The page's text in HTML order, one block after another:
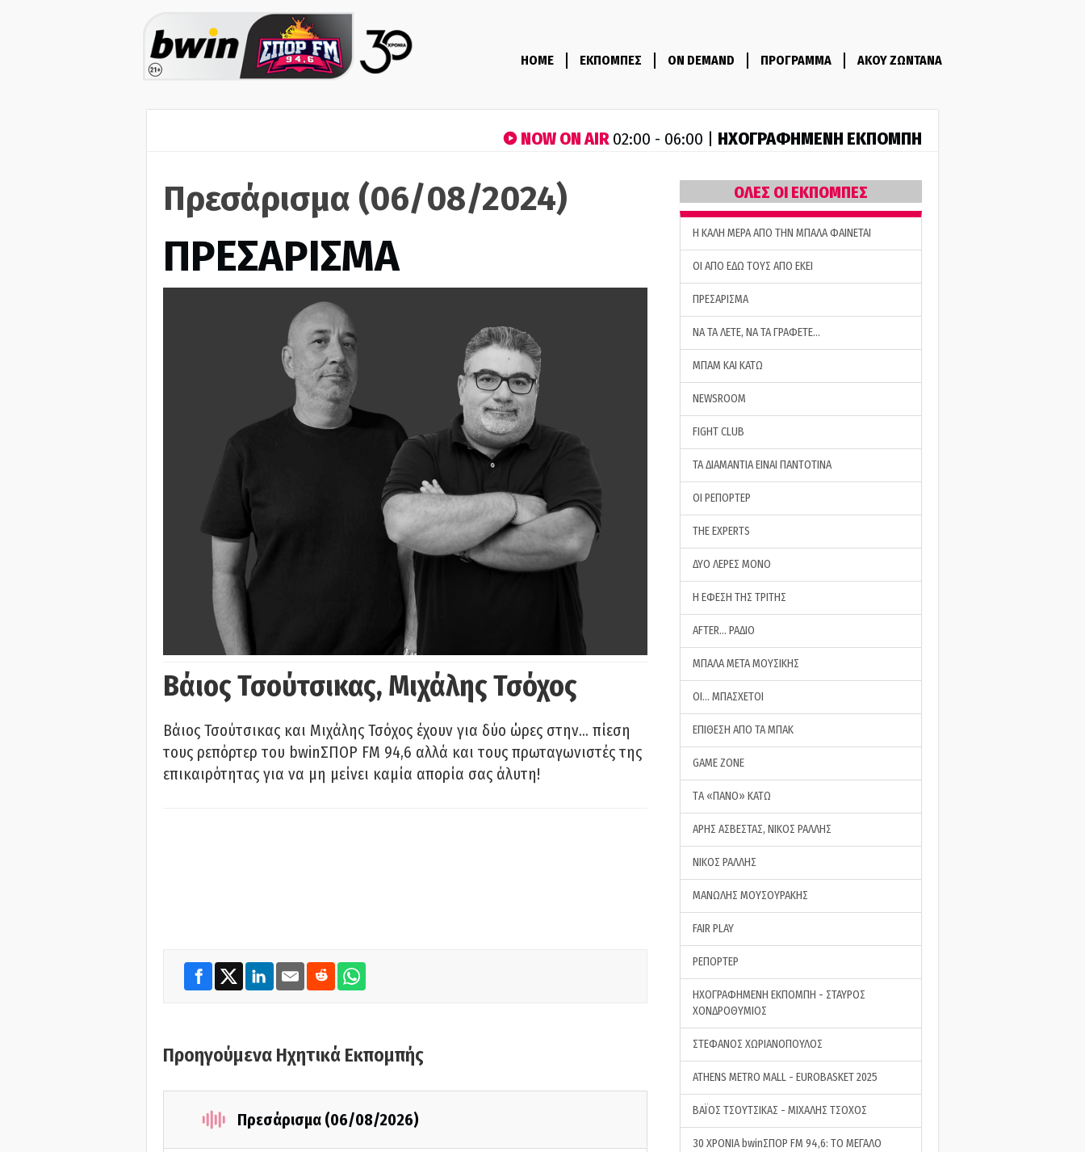
HOME ΕΚΠΟΜΠΕΣ ON DEMAND ΠΡΟΓΡΑΜΜΑ ΑΚΟΥ ΖΩΝΤΑΝΑ
NOW ON AIR02:00 - 06:00 | ΗΧΟΓΡΑΦΗΜΕΝΗ ΕΚΠΟΜΠΗ
Πρεσάρισμα (06/08/2024)
ΠΡΕΣΑΡΙΣΜΑ
Βάιος Τσούτσικας, Μιχάλης Τσόχος
Βάιος Τσούτσικας και Μιχάλης Τσόχος έχουν για δύο ώρες στην… πίεση
τους ρεπόρτερ του bwinΣΠΟΡ FM 94,6 αλλά και τους πρωταγωνιστές της
επικαιρότητας για να μη μείνει καμία απορία σας άλυτη!
Προηγούμενα Ηχητικά Εκπομπής
Πρεσάρισμα (06/08/2026)
ΟΛΕΣ ΟΙ ΕΚΠΟΜΠΕΣ
H ΚΑΛΗ ΜΕΡΑ ΑΠΟ ΤΗΝ ΜΠΑΛΑ ΦΑΙΝΕΤΑΙ
ΟΙ ΑΠΟ ΕΔΩ ΤΟΥΣ ΑΠΟ ΕΚΕΙ
ΠΡΕΣΑΡΙΣΜΑ
ΝΑ ΤΑ ΛΕΤΕ, ΝΑ ΤΑ ΓΡΑΦΕΤΕ…
ΜΠΑΜ ΚΑΙ ΚΑΤΩ
NEWSROOM
FIGHT CLUB
ΤΑ ΔΙΑΜΑΝΤΙΑ ΕΙΝΑΙ ΠΑΝΤΟΤΙΝΑ
ΟΙ ΡΕΠΟΡΤΕΡ
THE EXPERTS
ΔΥΟ ΛΕΡΕΣ ΜΟΝΟ
Η ΕΦΕΣΗ ΤΗΣ ΤΡΙΤΗΣ
AFTER… ΡΑΔΙΟ
ΜΠΑΛΑ ΜΕΤΑ ΜΟΥΣΙΚΗΣ
ΟΙ… ΜΠΑΣΧΕΤΟΙ
ΕΠΙΘΕΣΗ ΑΠΟ ΤΑ ΜΠΑΚ
GAME ZONE
ΤA «ΠΑΝΟ» ΚΑΤΩ
ΑΡΗΣ ΑΣΒΕΣΤΑΣ, ΝΙΚΟΣ ΡΑΛΛΗΣ
ΝΙΚΟΣ ΡΑΛΛΗΣ
ΜΑΝΩΛΗΣ ΜΟΥΣΟΥΡΑΚΗΣ
FAIR PLAY
ΡΕΠΟΡΤΕΡ
ΗΧΟΓΡΑΦΗΜΕΝΗ ΕΚΠΟΜΠΗ - ΣΤΑΥΡΟΣ
ΧΟΝΔΡΟΘΥΜΙΟΣ
ΣΤΕΦΑΝΟΣ ΧΩΡΙΑΝΟΠΟΥΛΟΣ
ATHENS METRO MALL - EUROBASKET 2025
ΒΑΪΟΣ ΤΣΟΥΤΣΙΚΑΣ - ΜΙΧΑΛΗΣ ΤΣΟΧΟΣ
30 ΧΡΟΝΙΑ bwinΣΠΟΡ FM 94,6: ΤΟ ΜΕΓΑΛΟ